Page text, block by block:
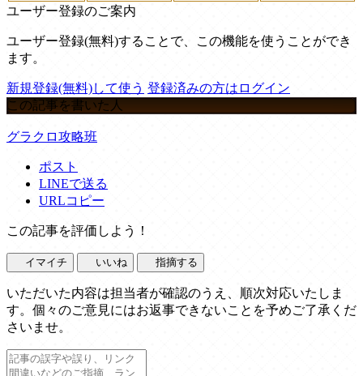
ユーザー登録のご案内
ユーザー登録(無料)することで、この機能を使うことができ
ます。
新規登録(無料)して使う 登録済みの方はログイン
この記事を書いた人
グラクロ攻略班
ポスト
LINEで送る
URLコピー
この記事を評価しよう！
イマイチ いいね 指摘する
いただいた内容は担当者が確認のうえ、順次対応いたしま
す。個々のご意見にはお返事できないことを予めご了承くだ
さいませ。